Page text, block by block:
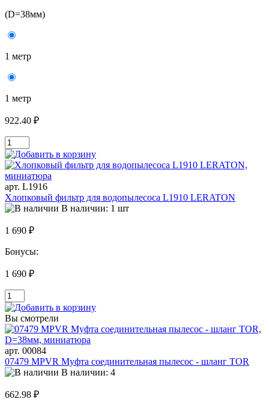
(D=38мм)
1 метр
1 метр
922.40 ₽
арт. L1916
Хлопковый фильтр для водопылесоса L1910 LERATON
В наличии: 1 шт
1 690 ₽
Бонусы:
1 690 ₽
Вы смотрели
арт. 00084
07479 MPVR Муфта соединительная пылесос - шланг TOR
В наличии: 4
662.98 ₽